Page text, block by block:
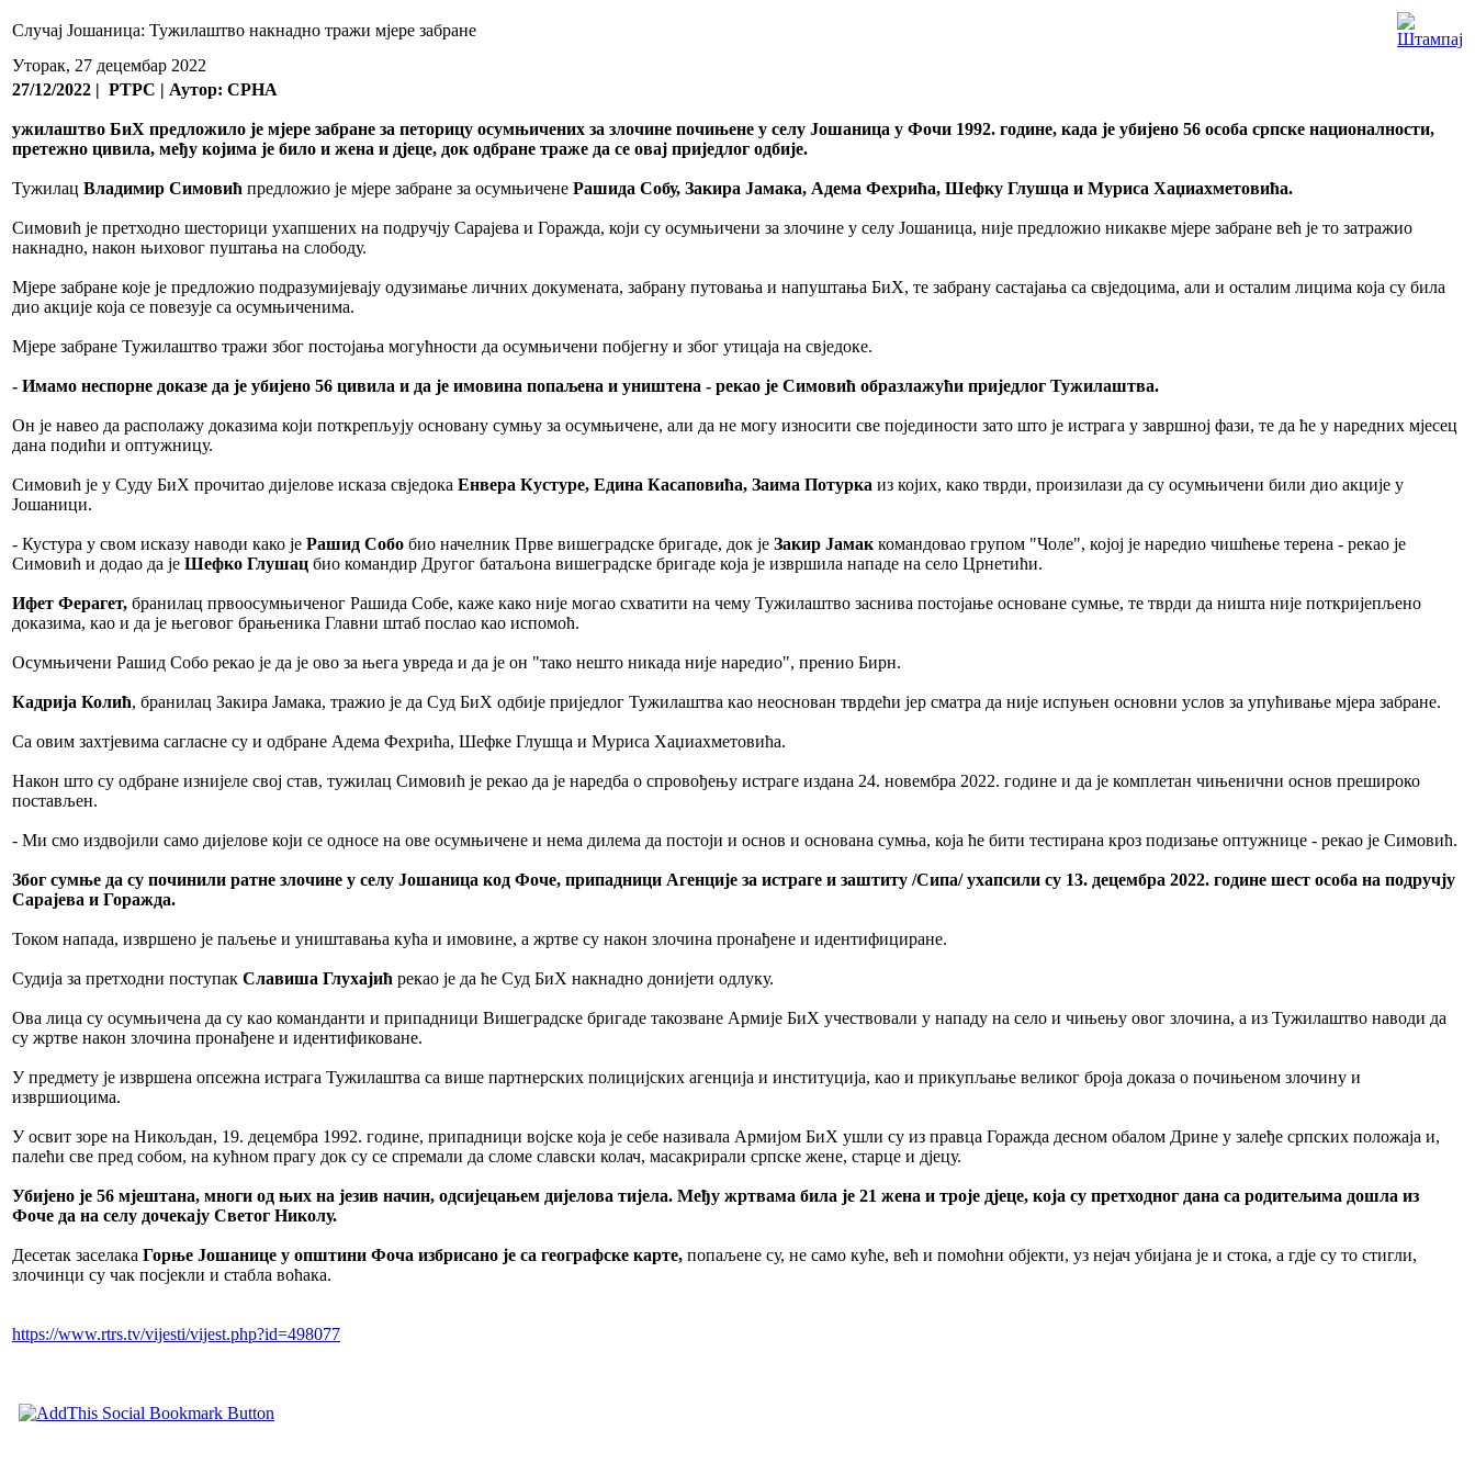
Случај Јошаница: Тужилаштво накнадно тражи мјере забране
Уторак, 27 децембар 2022
27/12/2022 | РТРС | Аутор: СРНА
ужилаштво БиХ предложило је мјере забране за петорицу осумњичених за злочине почињене у селу Јошаница у Фочи 1992. године, када је убијено 56 особа српске националности,
претежно цивила, међу којима је било и жена и дјеце, док одбране траже да се овај приједлог одбије.
Тужилац Владимир Симовић предложио је мјере забране за осумњичене Рашида Собу, Закира Јамака, Адема Фехрића, Шефку Глушца и Муриса Хаџиахметовића.
Симовић је претходно шесторици ухапшених на подручју Сарајева и Горажда, који су осумњичени за злочине у селу Јошаница, није предложио никакве мјере забране већ је то затражио
накнадно, након њиховог пуштања на слободу.
Мјере забране које је предложио подразумијевају одузимање личних докумената, забрану путовања и напуштања БиХ, те забрану састајања са свједоцима, али и осталим лицима која су била
дио акције која се повезује са осумњиченима.
Мјере забране Тужилаштво тражи због постојања могућности да осумњичени побјегну и због утицаја на свједоке.
- Имамо неспорне доказе да је убијено 56 цивила и да је имовина попаљена и уништена - рекао је Симовић образлажући приједлог Тужилаштва.
Он је навео да располажу доказима који поткрепљују основану сумњу за осумњичене, али да не могу износити све појединости зато што је истрага у завршној фази, те да ће у наредних мјесец
дана подићи и оптужницу.
Симовић је у Суду БиХ прочитао дијелове исказа свједока Енвера Кустуре, Едина Касаповића, Заима Потурка из којих, како тврди, произилази да су осумњичени били дио акције у
Јошаници.
- Кустура у свом исказу наводи како је Рашид Собо био начелник Прве вишеградске бригаде, док је Закир Јамак командовао групом "Чоле", којој је наредио чишћење терена - рекао је
Симовић и додао да је Шефко Глушац био командир Другог батаљона вишеградске бригаде која је извршила нападе на село Црнетићи.
Ифет Ферагет, бранилац првоосумњиченог Рашида Собе, каже како није могао схватити на чему Тужилаштво заснива постојање основане сумње, те тврди да ништа није поткријепљено
доказима, као и да је његовог брањеника Главни штаб послао као испомоћ.
Осумњичени Рашид Собо рекао је да је ово за њега увреда и да је он "тако нешто никада није наредио", пренио Бирн.
Кадрија Колић, бранилац Закира Јамака, тражио је да Суд БиХ одбије приједлог Тужилаштва као неоснован тврдећи јер сматра да није испуњен основни услов за упућивање мјера забране.
Са овим захтјевима сагласне су и одбране Адема Фехрића, Шефке Глушца и Муриса Хаџиахметовића.
Након што су одбране изнијеле свој став, тужилац Симовић је рекао да је наредба о спровођењу истраге издана 24. новембра 2022. године и да је комплетан чињенични основ прешироко
постављен.
- Ми смо издвојили само дијелове који се односе на ове осумњичене и нема дилема да постоји и основ и основана сумња, која ће бити тестирана кроз подизање оптужнице - рекао је Симовић.
Због сумње да су починили ратне злочине у селу Јошаница код Фоче, припадници Агенције за истраге и заштиту /Сипа/ ухапсили су 13. децембра 2022. године шест особа на подручју
Сарајева и Горажда.
Током напада, извршено је паљење и уништавања кућа и имовине, а жртве су након злочина пронађене и идентифициране.
Судија за претходни поступак Славиша Глухајић рекао је да ће Суд БиХ накнадно донијети одлуку.
Ова лица су осумњичена да су као команданти и припадници Вишеградске бригаде такозване Армије БиХ учествовали у нападу на село и чињењу овог злочина, а из Тужилаштво наводи да
су жртве након злочина пронађене и идентификоване.
У предмету је извршена опсежна истрага Тужилаштва са више партнерских полицијских агенција и институција, као и прикупљање великог броја доказа о почињеном злочину и
извршиоцима.
У освит зоре на Никољдан, 19. децембра 1992. године, припадници војске која је себе називала Армијом БиХ ушли су из правца Горажда десном обалом Дрине у залеђе српских положаја и,
палећи све пред собом, на кућном прагу док су се спремали да сломе славски колач, масакрирали српске жене, старце и дјецу.
Убијено је 56 мјештана, многи од њих на језив начин, одсијецањем дијелова тијела. Међу жртвама била је 21 жена и троје дјеце, која су претходног дана са родитељима дошла из
Фоче да на селу дочекају Светог Николу.
Десетак заселака Горње Јошанице у општини Фоча избрисано је са географске карте, попаљене су, не само куће, већ и помоћни објекти, уз нејач убијана је и стока, а гдје су то стигли,
злочинци су чак посјекли и стабла воћака.
https://www.rtrs.tv/vijesti/vijest.php?id=498077